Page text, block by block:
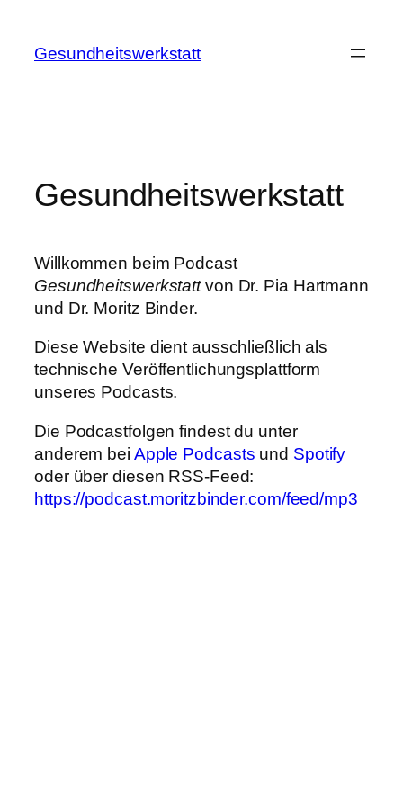
springen
Gesundheitswerkstatt
Gesundheitswerkstatt
Willkommen beim Podcast
Gesundheitswerkstattvon Dr. Pia Hartmann
und Dr. Moritz Binder.
Diese Website dient ausschließlich als
technische Veröffentlichungsplattform
unseres Podcasts.
Die Podcastfolgen findest du unter
anderem bei Apple Podcasts und Spotify
oder über diesen RSS-Feed:
https://podcast.moritzbinder.com/feed/mp3